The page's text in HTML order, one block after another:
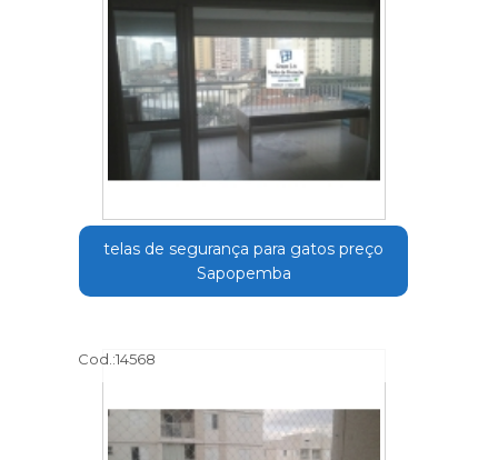
telas de segurança para gatos preço
Sapopemba
Cod.:14568